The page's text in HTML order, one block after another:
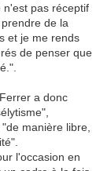
n'est pas réceptif
de la
et je me rends
de penser que
a donc
manière libre,
l'occasion en